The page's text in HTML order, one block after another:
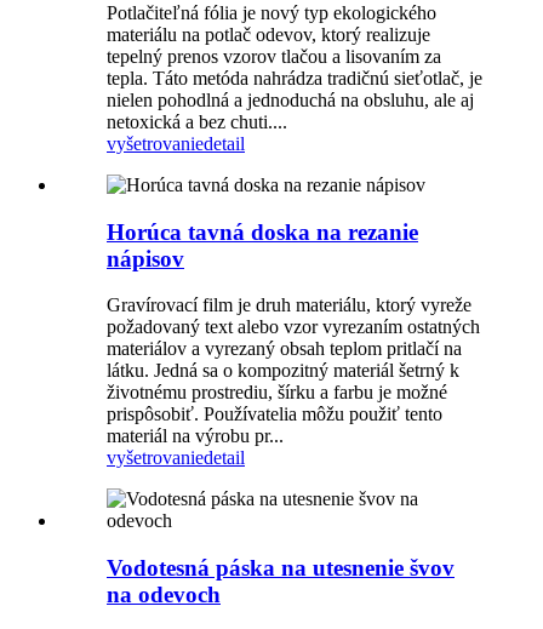
Potlačiteľná fólia je nový typ ekologického
materiálu na potlač odevov, ktorý realizuje
tepelný prenos vzorov tlačou a lisovaním za
tepla. Táto metóda nahrádza tradičnú sieťotlač, je
nielen pohodlná a jednoduchá na obsluhu, ale aj
netoxická a bez chuti....
vyšetrovaniedetail
Horúca tavná doska na rezanie
nápisov
Gravírovací film je druh materiálu, ktorý vyreže
požadovaný text alebo vzor vyrezaním ostatných
materiálov a vyrezaný obsah teplom pritlačí na
látku. Jedná sa o kompozitný materiál šetrný k
životnému prostrediu, šírku a farbu je možné
prispôsobiť. Používatelia môžu použiť tento
materiál na výrobu pr...
vyšetrovaniedetail
Vodotesná páska na utesnenie švov
na odevoch